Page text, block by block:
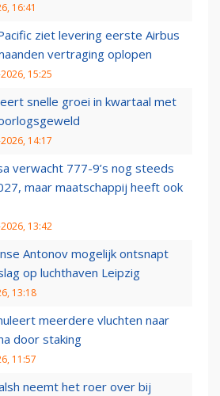
16:41
ziet levering eerste Airbus
vertraging oplopen
15:25
snelle groei in kwartaal met
14:17
verwacht 777-9’s nog steeds
maar maatschappij heeft ook
13:42
Antonov mogelijk ontsnapt
op luchthaven Leipzig
13:18
meerdere vluchten naar
door staking
11:57
neemt het roer over bij